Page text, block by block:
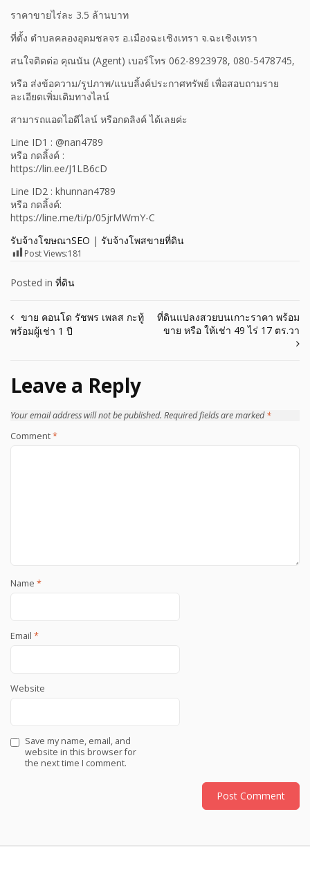
ราคาขายไร่ละ 3.5 ล้านบาท
ที่ตั้ง ตําบลคลองอุดมชลจร อ.เมืองฉะเชิงเทรา จ.ฉะเชิงเทรา
สนใจติดต่อ คุณนัน (Agent) เบอร์โทร 062-8923978, 080-5478745,
หรือ ส่งข้อความ/รูปภาพ/แนบลิ้งค์ประกาศทรัพย์ เพื่อสอบถามราย
ละเอียดเพิ่มเติมทางไลน์
สามารถแอดไอดีไลน์ หรือกดลิงค์ ได้เลยค่ะ
Line ID1 : @nan4789
หรือ กดลิ้งค์ :
https://lin.ee/J1LB6cD
Line ID2 : khunnan4789
หรือ กดลิ้งค์:
https://line.me/ti/p/05jrMWmY-C
รับจ้างโฆษณาSEO | รับจ้างโพสขายที่ดิน
Post Views:181
Posted in ที่ดิน
Post
navigation
ขาย​ คอนโด​ รัชพร​ เพลส​ กะทู้​
พร้อมผู้เช่า​ 1​ ปี
ที่ดินแปลงสวยบนเกาะราคา พร้อม
ขาย หรือ ให้เช่า 49 ไร่ 17 ตร.วา
Leave a Reply
Your email address will not be published. Required fields are marked*
Comment*
Name *
Email *
Website
Save my name, email, and
website in this browser for
the next time I comment.